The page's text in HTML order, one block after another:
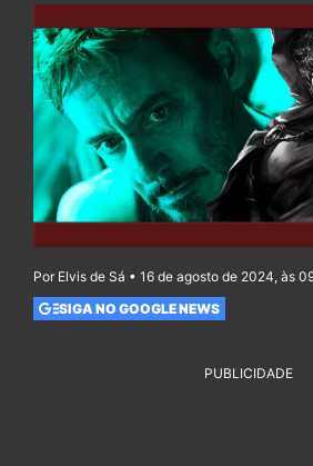
Por Elvis de Sá • 16 de agosto de 2024, às
SIGA NO GOOGLE NEWS
PUBLICIDADE